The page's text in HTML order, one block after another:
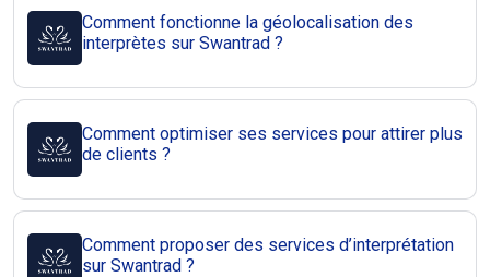
Comment fonctionne la géolocalisation des
interprètes sur Swantrad ?
Comment optimiser ses services pour attirer plus
de clients ?
Comment proposer des services d’interprétation
sur Swantrad ?